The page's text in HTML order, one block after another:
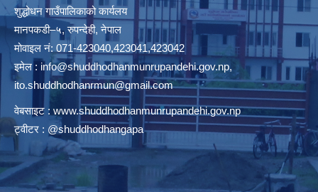
शुद्धोधन गाउँपालिकाको कार्यलय
मानपकडी–५, रुपन्देही, नेपाल
मोवाइल नं: 071-423040,423041,423042
इमेल : info@shuddhodhanmunrupandehi.gov.np,
ito.shuddhodhanrmun@gmail.com
वेबसाइट : www.shuddhodhanmunrupandehi.gov.np
ट्वीटर : @shuddhodhangapa